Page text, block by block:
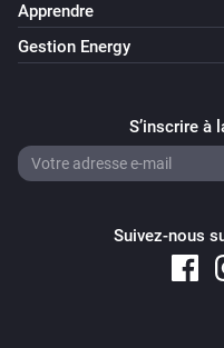
Apprendre
Gestion Energy
S’inscrire à
Suivez-nous